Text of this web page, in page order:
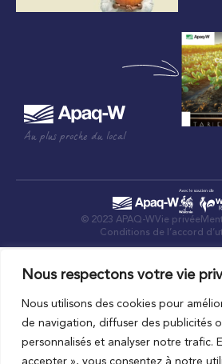
Nous respectons votre vie
Nous utilisons des cookies pour
de navigation, diffuser des publicités
personnalisés et analyser notre trafic.
accepter », vous consentez à notre
Au plus proche du local
© 2023 APAQ-WVie privée
Conditions de l’accord